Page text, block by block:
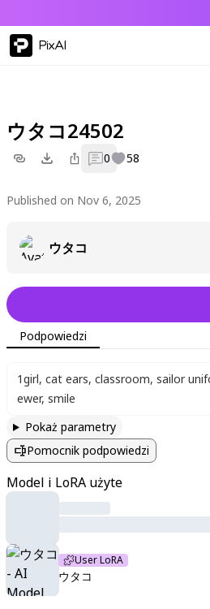
PixAI
ウタコ24502
0 58
Published on Nov 6, 2025
ウタコ
Podpowiedzi
1girl, cat ears, classroom, sailor
ewer, smile
Pokaż parametry
Pomocnik podpowiedzi
Model i LoRA użyte
User LoRA
ウタコ